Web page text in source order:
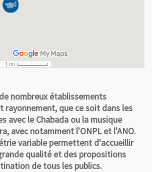
nombreux établissements
rayonnement, que ce soit dans les
avec le Chabada ou la musique
avec notamment l'ONPL et l'ANO.
variable permettent d'accueillir
qualité et des propositions
de tous les publics.